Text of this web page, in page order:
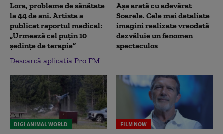
Lora, probleme de sănătate
la 44 de ani. Artista a
publicat raportul medical:
„Urmează cel puțin 10
ședințe de terapie”
Descarcă aplicația Pro FM
Așa arată cu adevărat
Soarele. Cele mai detaliate
imagini realizate vreodată
dezvăluie un fenomen
spectaculos
DIGI ANIMAL WORLD FILM NOW